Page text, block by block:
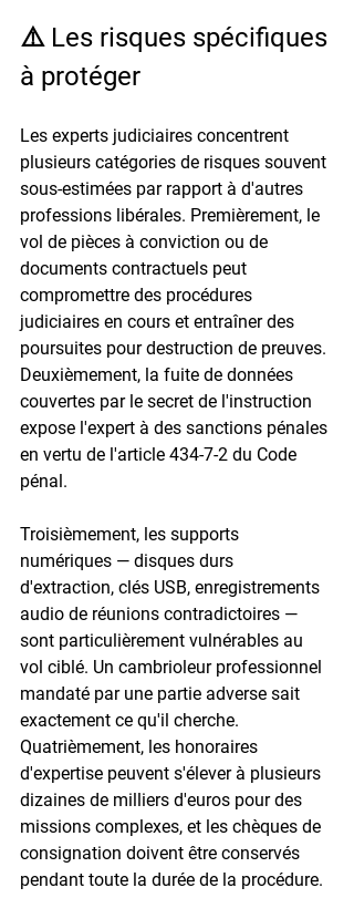
⚠️ Les risques spécifiques
à protéger
Les experts judiciaires concentrent
plusieurs catégories de risques souvent
sous-estimées par rapport à d'autres
professions libérales. Premièrement, le
vol de pièces à conviction ou de
documents contractuels peut
compromettre des procédures
judiciaires en cours et entraîner des
poursuites pour destruction de preuves.
Deuxièmement, la fuite de données
couvertes par le secret de l'instruction
expose l'expert à des sanctions pénales
en vertu de l'article 434-7-2 du Code
pénal.
Troisièmement, les supports
numériques — disques durs
d'extraction, clés USB, enregistrements
audio de réunions contradictoires —
sont particulièrement vulnérables au
vol ciblé. Un cambrioleur professionnel
mandaté par une partie adverse sait
exactement ce qu'il cherche.
Quatrièmement, les honoraires
d'expertise peuvent s'élever à plusieurs
dizaines de milliers d'euros pour des
missions complexes, et les chèques de
consignation doivent être conservés
pendant toute la durée de la procédure.